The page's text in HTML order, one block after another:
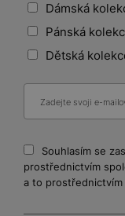
Dámská
Pánská
Dětská
Souhlasím se
prostřednictvím
a to prostřednictvím